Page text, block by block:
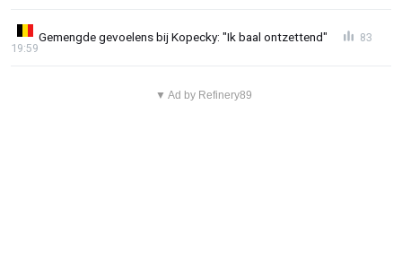
Gemengde gevoelens bij Kopecky: "Ik baal ontzettend"
19:59
83
▼ Ad by Refinery89